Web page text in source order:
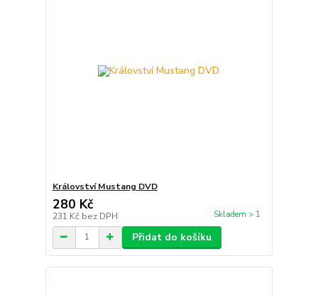
Království Mustang DVD
280 Kč
231 Kč bez DPH Skladem > 1
Přidat do košíku